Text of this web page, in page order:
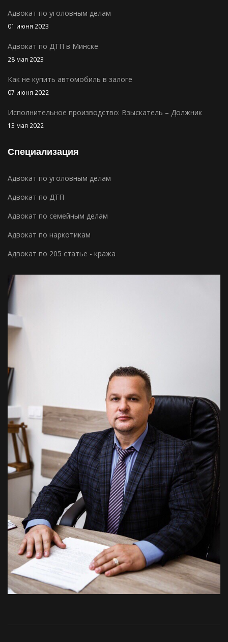
Адвокат по уголовным делам
01 июня 2023
Адвокат по ДТП в Минске
28 мая 2023
Как не купить автомобиль в залоге
07 июня 2022
Исполнительное производство: Взыскатель – Должник
13 мая 2022
Специализация
Адвокат по уголовным делам
Адвокат по ДТП
Адвокат по семейным делам
Адвокат по наркотикам
Адвокат по 205 статье - кража